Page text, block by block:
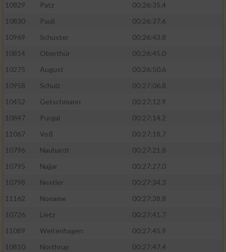
10829
Patz
00:26:35.4
10830
Pauli
00:26:37.6
10969
Schuster
00:26:43.8
10814
Oberthür
00:26:45.0
10275
August
00:26:50.6
10958
Schulz
00:27:06.8
10452
Getschmann
00:27:12.9
10847
Purgal
00:27:14.2
11067
Voß
00:27:18.7
10796
Nauhardt
00:27:21.8
10795
Najjar
00:27:27.0
10798
Nestler
00:27:34.3
11162
Noname
00:27:38.8
10726
Lietz
00:27:41.7
11089
Weitenhagen
00:27:45.9
10810
Northrup
00:27:47.4